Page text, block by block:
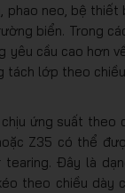
phao neo, bệ thiết
biển. Trong
yêu cầu cao hơn
tách lớp theo
ứng suất theo
Z35 có thể
Đây là
theo chiều dày